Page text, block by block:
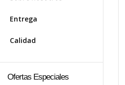
Entrega
Calidad
Ofertas Especiales